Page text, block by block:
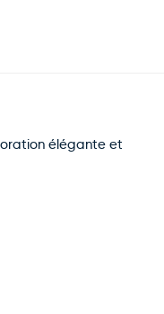
élégante et